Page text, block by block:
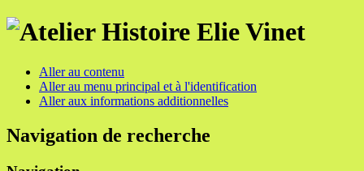
Aller au contenu
Aller au menu principal et à l'identification
Aller aux informations additionnelles
Navigation de recherche